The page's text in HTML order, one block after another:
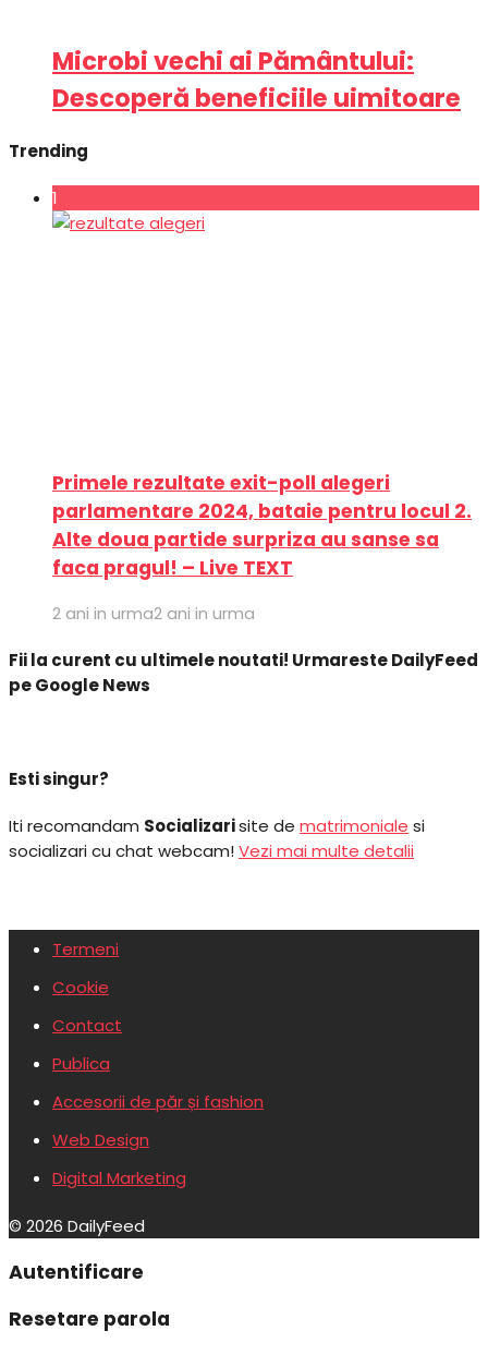
Microbi vechi ai Pământului:
Descoperă beneficiile uimitoare
Trending
1
Primele rezultate exit-poll alegeri
parlamentare 2024, bataie pentru locul 2.
Alte doua partide surpriza au sanse sa
faca pragul! – Live TEXT
2 ani in urma2 ani in urma
Fii la curent cu ultimele noutati! Urmareste DailyFeed
pe Google News
Esti singur?
Iti recomandam Socializarisite de matrimoniale si
socializari cu chat webcam!Vezi mai multe detalii
Termeni
Cookie
Contact
Publica
Accesorii de păr și fashion
Web Design
Digital Marketing
© 2026 DailyFeed
Autentificare
Resetare parola